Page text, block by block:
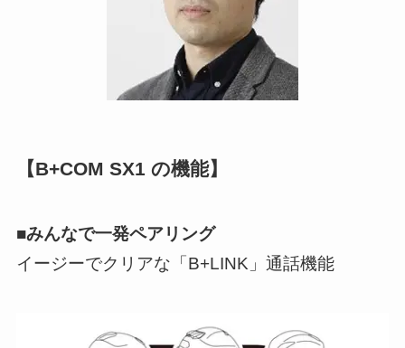
【B+COM SX1 の機能】
■みんなで一発ペアリング
イージーでクリアな「B+LINK」通話機能